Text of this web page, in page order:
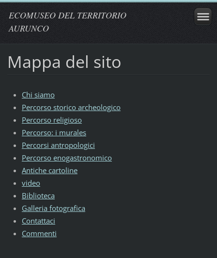
ECOMUSEO DEL TERRITORIO
AURUNCO
Mappa del sito
Chi siamo
Percorso storico archeologico
Percorso religioso
Percorso: i murales
Percorsi antropologici
Percorso enogastronomico
Antiche cartoline
video
Biblioteca
Galleria fotografica
Contattaci
Commenti